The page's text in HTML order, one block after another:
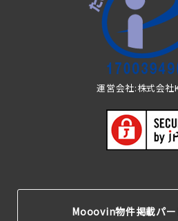
運営会社:株式会社
Mooovin物件掲載パー